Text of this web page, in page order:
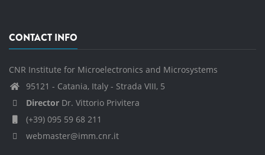
CONTACT INFO
CNR Institute for Microelectronics and Microsystems
95121 - Catania, Italy - Strada VIII, 5
Director Dr. Vittorio Privitera
(+39) 095 59 68 211
webmaster@imm.cnr.it